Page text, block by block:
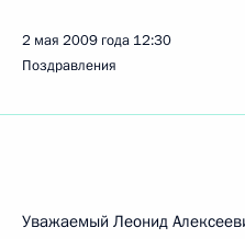
2 мая 2009 года 12:30
Поздравления
Уважаемый Леонид